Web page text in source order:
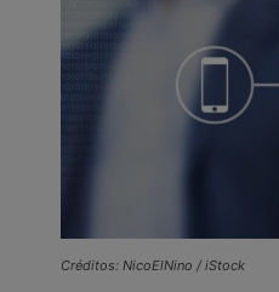
Créditos: NicoElNino / iStock